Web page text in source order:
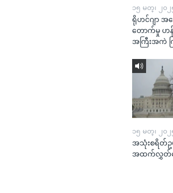
၁၅ မတ္၊ ၂၀၂
ရိုဟင်ဂျာ
တောက်မှု ဟ
အကြီးအကဲ က
၁၅ မတ္၊ ၂၀၂
အသုံးစရိတ်ဥ
အထက်လွှတ်